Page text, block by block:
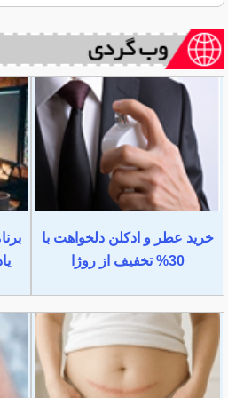
خرید عطر و ادکلن دلخواهت با
30% تخفیف از روژا